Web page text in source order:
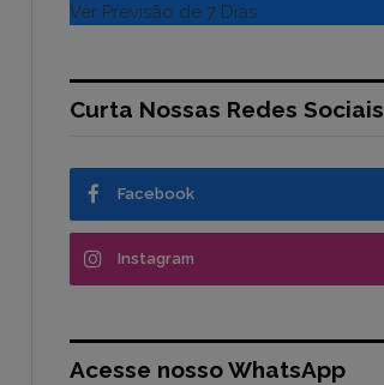
Ver Previsão de 7 Dias
Curta Nossas Redes Sociais
Facebook
Instagram
Acesse nosso WhatsApp